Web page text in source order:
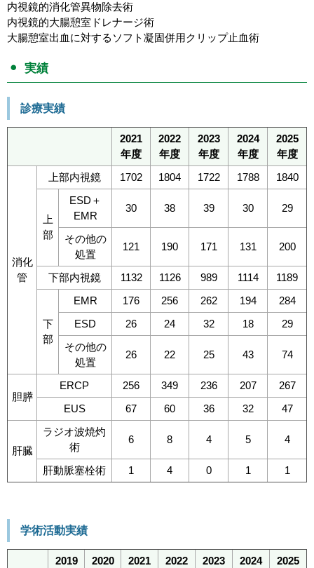
内視鏡的消化管異物除去術
内視鏡的大腸憩室ドレナージ術
大腸憩室出血に対するソフト凝固併用クリップ止血術
実績
診療実績
2021
年度
2022
年度
2023
年度
2024
年度
2025
年度
消化
管
上部内視鏡 1702 1804 1722 1788 1840
上
部
ESD＋
EMR
30 38 39 30 29
その他の
処置
121 190 171 131 200
下部内視鏡 1132 1126 989 1114 1189
下
部
EMR 176 256 262 194
284
ESD
26 24 32 18
29
その他の
処置
26 22 25 43 74
胆膵
ERCP 256 349 236 207
267
EUS
67 60 36 32 47
肝臓
ラジオ波焼灼
術
6 8 4 5 4
肝動脈塞栓術 1 4 0 1 1
学術活動実績
2019 2020 2021 2022 2023 2024 2025